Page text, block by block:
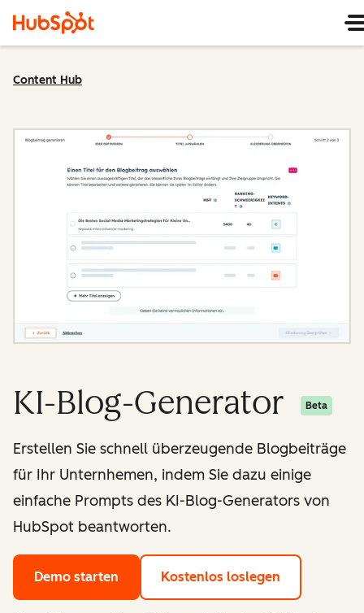
Content Hub
KI-Blog-Generator Beta
Erstellen Sie schnell überzeugende Blogbeiträge
für Ihr Unternhemen, indem Sie dazu einige
einfache Prompts des KI-Blog-Generators von
HubSpot beantworten.
Demo starten Kostenlos loslegen